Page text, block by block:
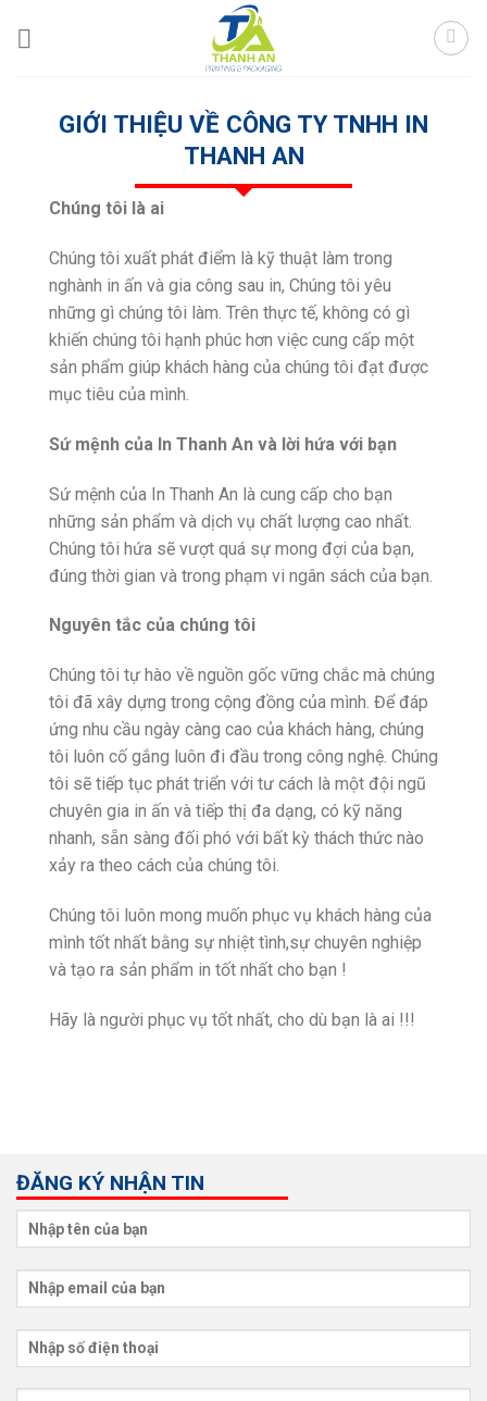
GIỚI THIỆU VỀ CÔNG TY TNHH IN
THANH AN
Chúng tôi là ai
Chúng tôi xuất phát điểm là kỹ thuật làm trong
nghành in ấn và gia công sau in, Chúng tôi yêu
những gì chúng tôi làm. Trên thực tế, không có gì
khiến chúng tôi hạnh phúc hơn việc cung cấp một
sản phẩm giúp khách hàng của chúng tôi đạt được
mục tiêu của mình.
Sứ mệnh của In Thanh An và lời hứa với bạn
Sứ mệnh của In Thanh An là cung cấp cho bạn
những sản phẩm và dịch vụ chất lượng cao nhất.
Chúng tôi hứa sẽ vượt quá sự mong đợi của bạn,
đúng thời gian và trong phạm vi ngân sách của bạn.
Nguyên tắc của chúng tôi
Chúng tôi tự hào về nguồn gốc vững chắc mà chúng
tôi đã xây dựng trong cộng đồng của mình. Để đáp
ứng nhu cầu ngày càng cao của khách hàng, chúng
tôi luôn cố gắng luôn đi đầu trong công nghệ. Chúng
tôi sẽ tiếp tục phát triển với tư cách là một đội ngũ
chuyên gia in ấn và tiếp thị đa dạng, có kỹ năng
nhanh, sẵn sàng đối phó với bất kỳ thách thức nào
xảy ra theo cách của chúng tôi.
Chúng tôi luôn mong muốn phục vụ khách hàng của
mình tốt nhất bằng sự nhiệt tình,sự chuyên nghiệp
và tạo ra sản phẩm in tốt nhất cho bạn !
Hãy là người phục vụ tốt nhất, cho dù bạn là ai !!!
ĐĂNG KÝ NHẬN TIN